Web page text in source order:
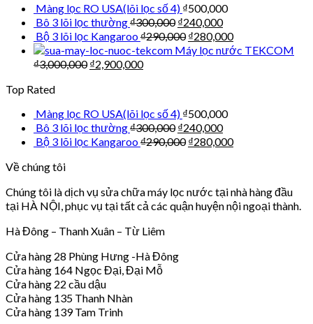
Màng lọc RO USA(lõi lọc số 4) ₫500,000
Bô 3 lõi lọc thường₫300,000 ₫240,000
Bộ 3 lõi lọc Kangaroo₫290,000 ₫280,000
Máy lọc nước TEKCOM
₫3,000,000 ₫2,900,000
Top Rated
Màng lọc RO USA(lõi lọc số 4) ₫500,000
Bô 3 lõi lọc thường₫300,000 ₫240,000
Bộ 3 lõi lọc Kangaroo₫290,000 ₫280,000
Về chúng tôi
Chúng tôi là dịch vụ sửa chữa máy lọc nước tại nhà hàng đầu
tại HÀ NỘI, phục vụ tại tất cả các quận huyện nội ngoại thành.
Hà Đông – Thanh Xuân – Từ Liêm
Cửa hàng 28 Phùng Hưng -Hà Đông
Cửa hàng 164 Ngọc Đại, Đại Mỗ
Cửa hàng 22 cầu dậu
Cửa hàng 135 Thanh Nhàn
Cửa hàng 139 Tam Trinh